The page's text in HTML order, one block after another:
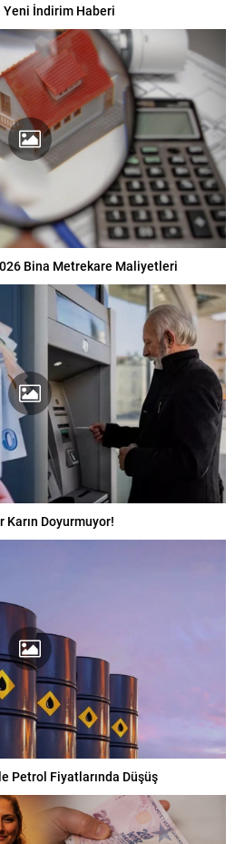
İndirim Haberi
Bina Metrekare Maliyetleri
Karın Doyurmuyor!
Petrol Fiyatlarında Düşüş